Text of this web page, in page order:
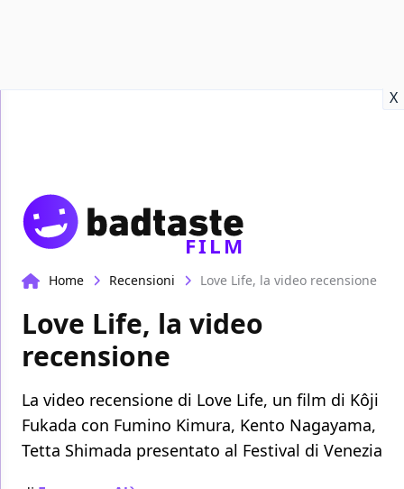
X
FILM
Home Recensioni Love Life, la video recensione
Love Life, la video
recensione
La video recensione di Love Life, un film di Kôji
Fukada con Fumino Kimura, Kento Nagayama,
Tetta Shimada presentato al Festival di Venezia